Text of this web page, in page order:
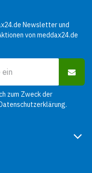
Newsletter und
von meddax24.de
zum Zweck der
.